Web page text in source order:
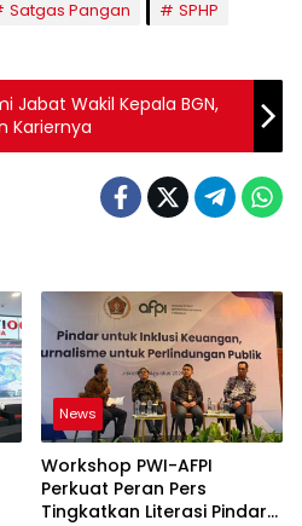
Satgas Pangan
SPHP
Jabat Wakil Kepala BGN,
Kariernya
News
Workshop PWI-AFPI
Perkuat Peran Pers
Tingkatkan Literasi Pindar